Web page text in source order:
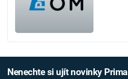
Nenechte si ujít novinky Prima